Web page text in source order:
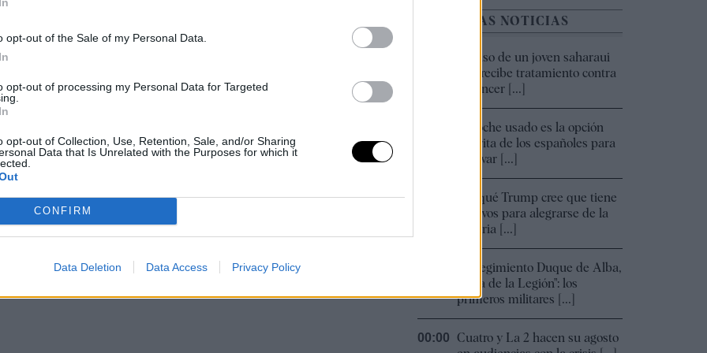
opt-out of the Sale of my Personal Data.
opt-out of processing my Personal Data for Targeted
opt-out of Collection, Use, Retention, Sale, and/or Sharing
Data that Is Unrelated with the Purposes for which it
CONFIRM
Data Deletion Data Access Privacy Policy
sus prácticas sexuales en vídeos grabados.
ÚLTIMAS NOTICIAS
El caso de un joven saharaui
que recibe tratamiento contra
el cáncer [...]
El coche usado es la opción
favorita de los españoles para
renovar [...]
Por qué Trump cree que tiene
motivos para alegrarse de la
victoria [...]
El Regimiento Duque de Alba,
"cuna de la Legión": los
primeros militares [...]
00:00 Cuatro y La 2 hacen su agosto